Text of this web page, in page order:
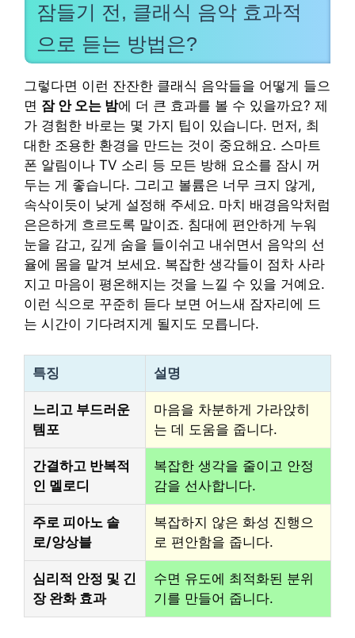
잠들기 전, 클래식 음악 효과적
으로 듣는 방법은?
그렇다면 이런 잔잔한 클래식 음악들을 어떻게 들으
면 잠 안 오는 밤에 더 큰 효과를 볼 수 있을까요? 제
가 경험한 바로는 몇 가지 팁이 있습니다. 먼저, 최
대한 조용한 환경을 만드는 것이 중요해요. 스마트
폰 알림이나 TV 소리 등 모든 방해 요소를 잠시 꺼
두는 게 좋습니다. 그리고 볼륨은 너무 크지 않게,
속삭이듯이 낮게 설정해 주세요. 마치 배경음악처럼
은은하게 흐르도록 말이죠. 침대에 편안하게 누워
눈을 감고, 깊게 숨을 들이쉬고 내쉬면서 음악의 선
율에 몸을 맡겨 보세요. 복잡한 생각들이 점차 사라
지고 마음이 평온해지는 것을 느낄 수 있을 거예요.
이런 식으로 꾸준히 듣다 보면 어느새 잠자리에 드
는 시간이 기다려지게 될지도 모릅니다.
특징 설명
느리고 부드러운
템포
마음을 차분하게 가라앉히
는 데 도움을 줍니다.
간결하고 반복적
인 멜로디
복잡한 생각을 줄이고 안정
감을 선사합니다.
주로 피아노 솔
로/앙상블
복잡하지 않은 화성 진행으
로 편안함을 줍니다.
심리적 안정 및 긴
장 완화 효과
수면 유도에 최적화된 분위
기를 만들어 줍니다.